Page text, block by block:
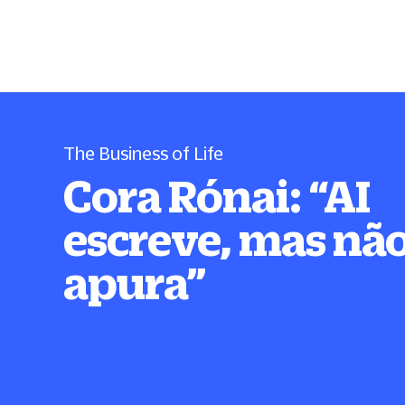
The Business of Life
Cora Rónai:“AI
escreve, mas
apura”